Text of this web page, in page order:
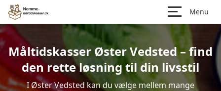
Menu
Måltidskasser Øster Vedsted – find
den rette løsning til din livsstil
I Øster Vedsted kan du vælge mellem mange